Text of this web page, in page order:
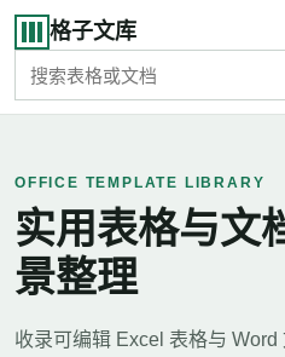
格子文库
OFFICE TEMPLATE LIBRARY
实用表格与文
景整理
收录可编辑 Excel 表格与